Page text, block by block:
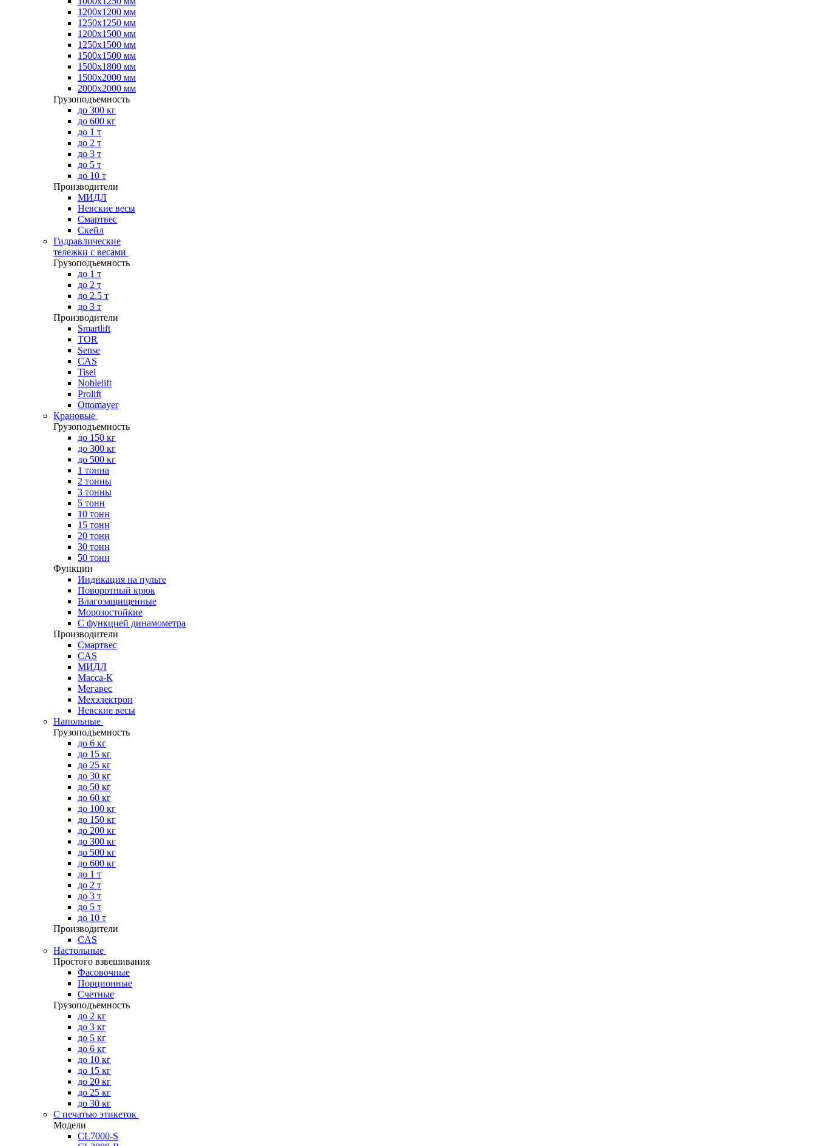
1200х1200 мм
1250х1250 мм
1200х1500 мм
1250х1500 мм
1500х1500 мм
1500х1800 мм
1500х2000 мм
2000х2000 мм
Грузоподъемность
до 300 кг
до 600 кг
до 1 т
до 2 т
до 3 т
до 5 т
до 10 т
Производители
МИДЛ
Невские весы
Смартвес
Скейл
Гидравлические
тележки с весами
Грузоподъемность
до 1 т
до 2 т
до 2.5 т
до 3 т
Производители
Smartlift
TOR
Sense
CAS
Tisel
Noblelift
Prolift
Ottomayer
Крановые
Грузоподъемность
до 150 кг
до 300 кг
до 500 кг
1 тонна
2 тонны
3 тонны
5 тонн
10 тонн
15 тонн
20 тонн
30 тонн
50 тонн
Функции
Индикация на пульте
Поворотный крюк
Влагозащищенные
Морозостойкие
С функцией динамометра
Производители
Смартвес
CAS
МИДЛ
Масса-К
Мегавес
Мехэлектрон
Невские весы
Напольные
Грузоподъемность
до 6 кг
до 15 кг
до 25 кг
до 30 кг
до 50 кг
до 60 кг
до 100 кг
до 150 кг
до 200 кг
до 300 кг
до 500 кг
до 600 кг
до 1 т
до 2 т
до 3 т
до 5 т
до 10 т
Производители
CAS
Настольные
Простого взвешивания
Фасовочные
Порционные
Счетные
Грузоподъемность
до 2 кг
до 3 кг
до 5 кг
до 6 кг
до 10 кг
до 15 кг
до 20 кг
до 25 кг
до 30 кг
С печатью этикеток
Модели
CL7000-S